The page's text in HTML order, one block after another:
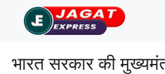
content
भारत सरकार की